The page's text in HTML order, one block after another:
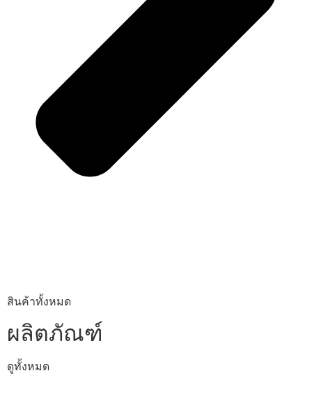
สินค้าทั้งหมด
ผลิตภัณฑ์
ดูทั้งหมด